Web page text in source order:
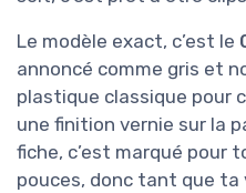
Le modèle exact, c’est le
annoncé comme gris et
plastique classique pour
une finition vernie sur la
fiche, c’est marqué pour
pouces, donc tant que ta